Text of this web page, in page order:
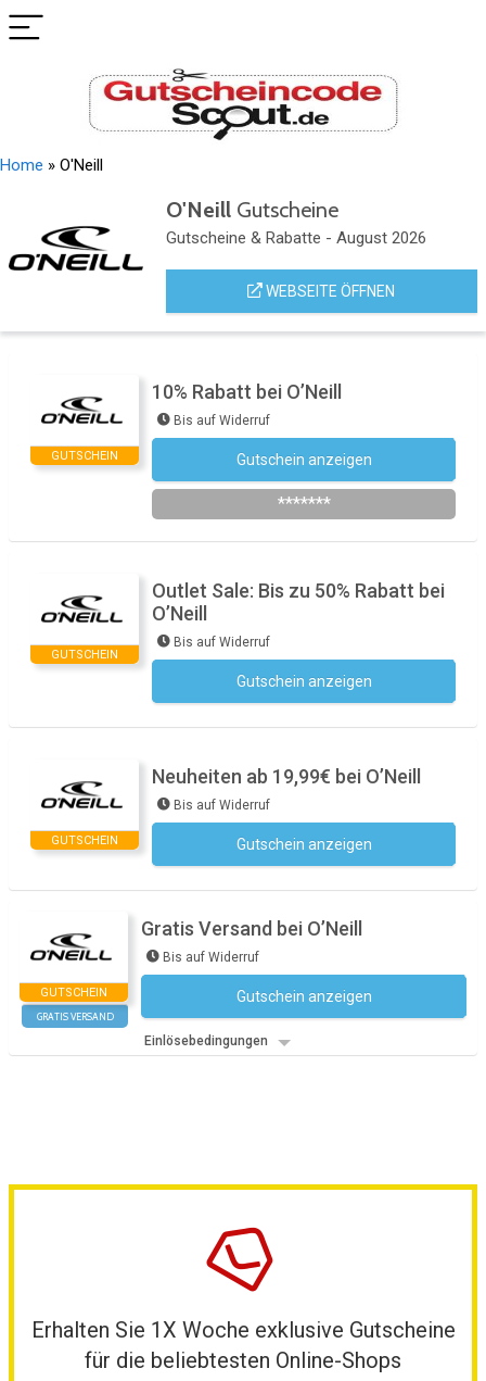
Home » O'Neill
O'NeillGutscheine
Gutscheine & Rabatte - August 2026
WEBSEITE ÖFFNEN
GUTSCHEIN
10% Rabatt bei O’Neill
Bis auf Widerruf
Gutschein anzeigen
*******
GUTSCHEIN
Outlet Sale: Bis zu 50% Rabatt bei
O’Neill
Bis auf Widerruf
Gutschein anzeigen
GUTSCHEIN
Neuheiten ab 19,99€ bei O’Neill
Bis auf Widerruf
Gutschein anzeigen
GUTSCHEIN
GRATIS VERSAND
Gratis Versand bei O’Neill
Bis auf Widerruf
Gutschein anzeigen
Einlösebedingungen
Erhalten Sie 1X Woche exklusive Gutscheine
für die beliebtesten Online-Shops